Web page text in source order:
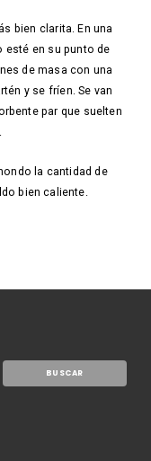
bien clarita. En una
esté en su punto de
de masa con una
y se fríen. Se van
par que suelten
la cantidad de
bien caliente.